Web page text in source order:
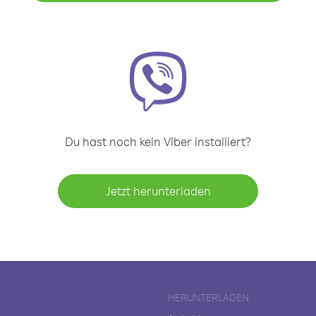
Du hast noch kein Viber installiert?
Jetzt herunterladen
HERUNTERLADEN